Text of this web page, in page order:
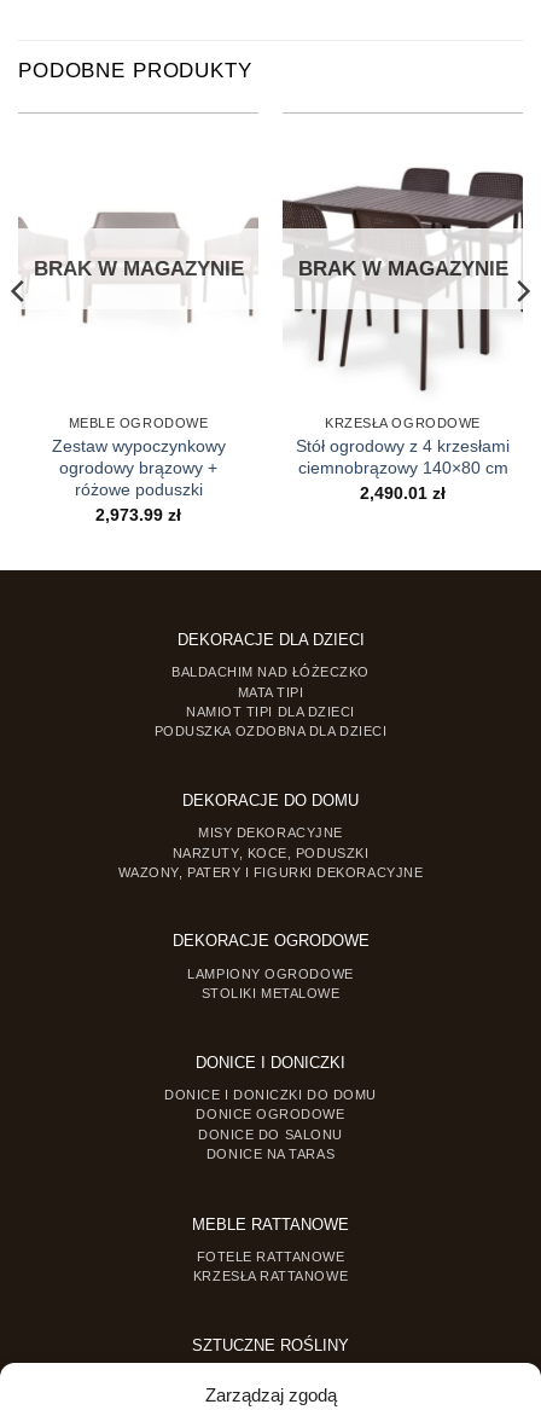
Zarządzaj zgodą
PODOBNE PRODUKTY
BRAK W MAGAZYNIE
MEBLE OGRODOWE
Zestaw wypoczynkowy
ogrodowy brązowy +
różowe poduszki
2,973.99 zł
BRAK W MAGAZYNIE
KRZESŁA OGRODOWE
Stół ogrodowy z 4 krzesłami
ciemnobrązowy 140×80 cm
2,490.01 zł
DEKORACJE DLA DZIECI
BALDACHIM NAD ŁÓŻECZKO
MATA TIPI
NAMIOT TIPI DLA DZIECI
PODUSZKA OZDOBNA DLA DZIECI
DEKORACJE DO DOMU
MISY DEKORACYJNE
NARZUTY, KOCE, PODUSZKI
WAZONY, PATERY I FIGURKI DEKORACYJNE
DEKORACJE OGRODOWE
LAMPIONY OGRODOWE
STOLIKI METALOWE
DONICE I DONICZKI
DONICE I DONICZKI DO DOMU
DONICE OGRODOWE
DONICE DO SALONU
DONICE NA TARAS
MEBLE RATTANOWE
FOTELE RATTANOWE
KRZESŁA RATTANOWE
SZTUCZNE ROŚLINY
SZTUCZNE ROŚLINY DONICZKOWE